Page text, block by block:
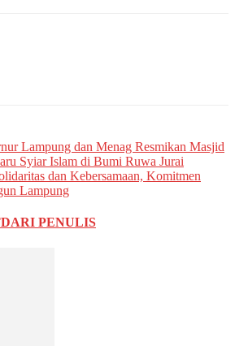
Lampung dan Menag Resmikan Masjid
Syiar Islam di Bumi Ruwa Jurai
dan Kebersamaan, Komitmen
Lampung
DARI PENULIS